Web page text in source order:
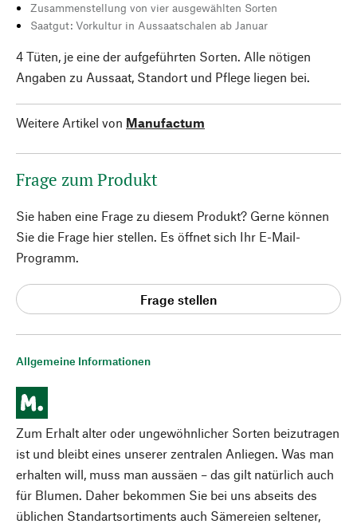
Allgemeine Informationen
Zum Erhalt alter oder ungewöhnlicher Sorten beizutragen
ist und bleibt eines unserer zentralen Anliegen. Was man
erhalten will, muss man aussäen – das gilt natürlich auch
für Blumen. Daher bekommen Sie bei uns abseits des
üblichen Standartsortiments auch Sämereien seltener,
Zusammenstellung von vier ausgewählten Sorten
Saatgut: Vorkultur in Aussaatschalen ab Januar
4 Tüten, je eine der aufgeführten Sorten. Alle nötigen
Angaben zu Aussaat, Standort und Pflege liegen bei.
Weitere Artikel von Manufactum
Frage zum Produkt
Sie haben eine Frage zu diesem Produkt? Gerne können
Sie die Frage hier stellen. Es öffnet sich Ihr E-Mail-
Programm.
Frage stellen